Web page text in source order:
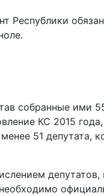
собранные
КС 2015
51 депутата,
депутатов,